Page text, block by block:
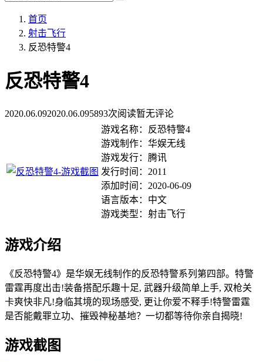
首页
射击飞行
反恐特警4
反恐特警4
2020.06.092020.06.095893次阅读暂无评论
游戏名称：反恐特警4
游戏制作：华娱无线
游戏发行：腾讯
发行时间：2011
添加时间：2020-06-09
语言版本：中文
游戏类型：射击飞行
游戏介绍
《反恐特警4》是华娱无线制作的反恐特警系列第四部。特警
雷霆再度出击!装备搭配乐趣十足, 武器升级简单上手, 双枪关
卡爽快非凡!身临其境的现场感受, 更让你爱不释手!特警雷霆
是否能戴罪立功、摧毁神秘基地？一切都等待你亲自揭晓!
游戏截图